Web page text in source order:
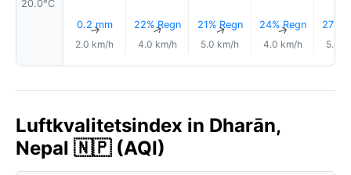
20.0°C
0.2 mm
↑
2.0 km/h
22% Regn
↑
4.0 km/h
21% Regn
↑
5.0 km/h
24% Regn
↑
4.0 km/h
27%
5.0
Luftkvalitetsindex in Dharān,
Nepal 🇳🇵 (AQI)